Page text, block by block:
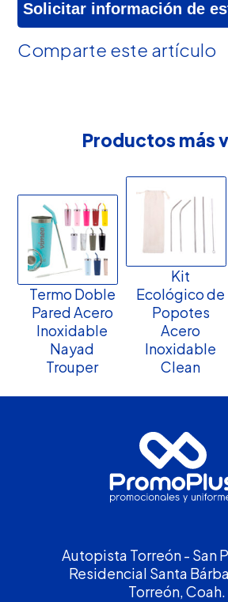
Solicitar información de
Comparte este artículo
Productos más
Termo Doble
Pared Acero
Inoxidable
Nayad
Trouper
Kit
Ecológico de
Popotes
Acero
Inoxidable
Clean
Autopista Torreón - San
Residencial Santa
Torreón, Coah.